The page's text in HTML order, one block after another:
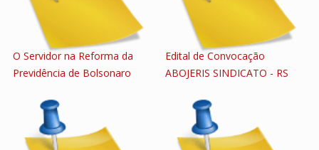
O Servidor na Reforma da
Previdência de Bolsonaro
Edital de Convocação
ABOJERIS SINDICATO - RS